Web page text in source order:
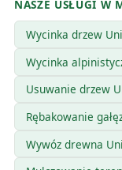
NASZE USŁUGI W
Wycinka drzew
Wycinka
Usuwanie drzew
Rębakowanie
Wywóz drewna